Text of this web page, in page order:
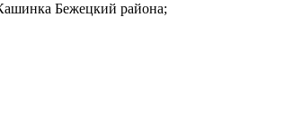
Бежецкий района;